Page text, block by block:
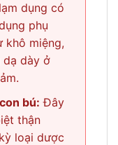
dụng có
phụ
khô miệng,
dạ dày ở
bú: Đây
thận
loại dược